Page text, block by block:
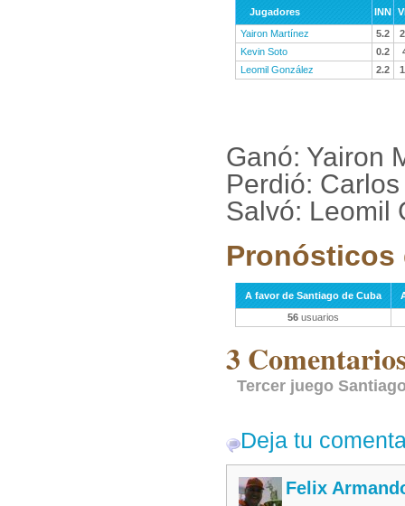
Jugadores INN
Yairon Martínez
5.2
Kevin Soto
0.2
Leomil González
2.2
Ganó: Yairon
Perdió:
Salvó: Leomil
Pronósticos
A favor de Santiago de Cuba
56 usuarios
3
Tercer juego
Deja tu
Felix